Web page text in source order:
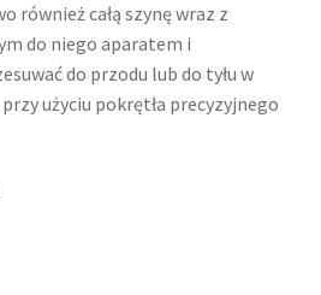
również całą szynę wraz z
do niego aparatem i
do przodu lub do tyłu w
użyciu pokrętła precyzyjnego